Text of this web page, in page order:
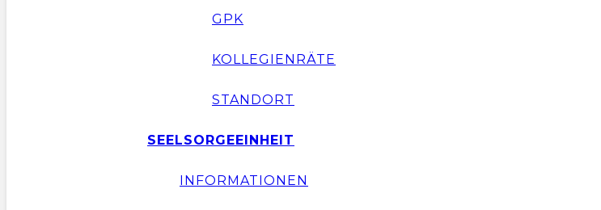
GPK
KOLLEGIENRÄTE
STANDORT
SEELSORGEEINHEIT
INFORMATIONEN